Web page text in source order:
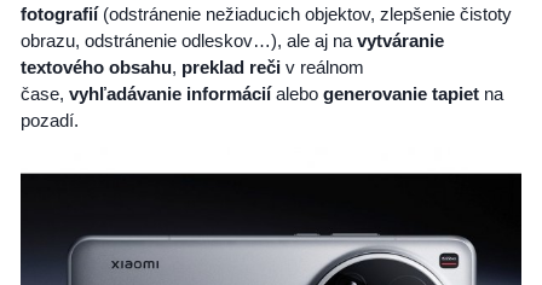
fotografií (odstránenie nežiaducich objektov, zlepšenie čistoty
obrazu, odstránenie odleskov…), ale aj na vytváranie
textového obsahu, preklad reči v reálnom
čase, vyhľadávanie informáciíalebo generovanie tapietna
pozadí.